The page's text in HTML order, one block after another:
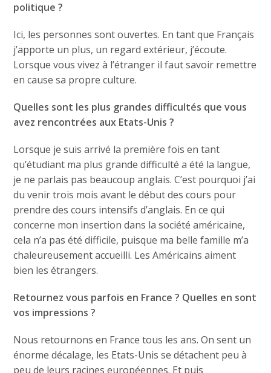
politique ?
Ici, les personnes sont ouvertes. En tant que Français
j’apporte un plus, un regard extérieur, j’écoute.
Lorsque vous vivez à l’étranger il faut savoir remettre
en cause sa propre culture.
Quelles sont les plus grandes difficultés que vous
avez rencontrées aux Etats-Unis ?
Lorsque je suis arrivé la première fois en tant
qu’étudiant ma plus grande difficulté a été la langue,
je ne parlais pas beaucoup anglais. C’est pourquoi j’ai
du venir trois mois avant le début des cours pour
prendre des cours intensifs d’anglais. En ce qui
concerne mon insertion dans la société américaine,
cela n’a pas été difficile, puisque ma belle famille m’a
chaleureusement accueilli. Les Américains aiment
bien les étrangers.
Retournez vous parfois en France ? Quelles en sont
vos impressions ?
Nous retournons en France tous les ans. On sent un
énorme décalage, les Etats-Unis se détachent peu à
peu de leurs racines européennes. Et puis